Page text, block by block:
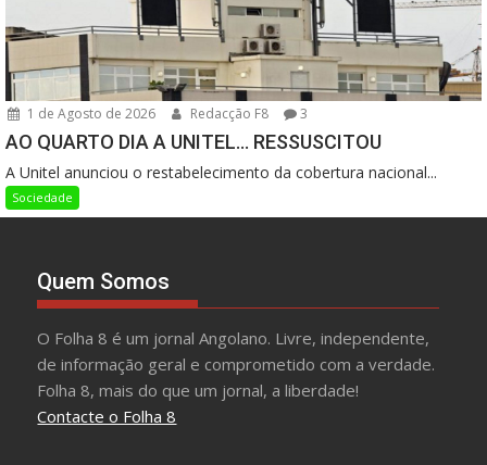
1 de Agosto de 2026 Redacção F8 3
AO QUARTO DIA A UNITEL… RESSUSCITOU
A Unitel anunciou o restabelecimento da cobertura nacional...
Sociedade
Quem Somos
O Folha 8 é um jornal Angolano. Livre, independente,
de informação geral e comprometido com a verdade.
Folha 8, mais do que um jornal, a liberdade!
Contacte o Folha 8